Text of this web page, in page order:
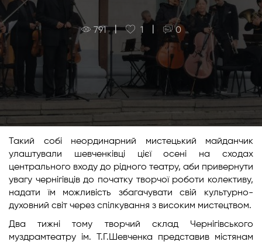
791 | 1 0
Такий собі неординарний мистецький майданчик
улаштували шевченківці цієї осені на сходах
центрального входу до рідного театру, аби привернути
увагу чернігівців до початку творчої роботи колективу,
надати їм можливість збагачувати свій культурно-
духовний світ через спілкування з високим мистецтвом.
Два тижні тому творчий склад Чернігівського
муздрамтеатру ім. Т.Г.Шевченка представив містянам